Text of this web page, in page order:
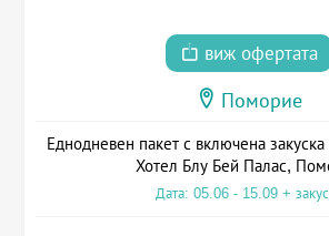
виж офертата
Поморие
Еднодневен пакет с включена
Хотел Блу Бей Палас,
Дата: 05.06 - 15.09 +